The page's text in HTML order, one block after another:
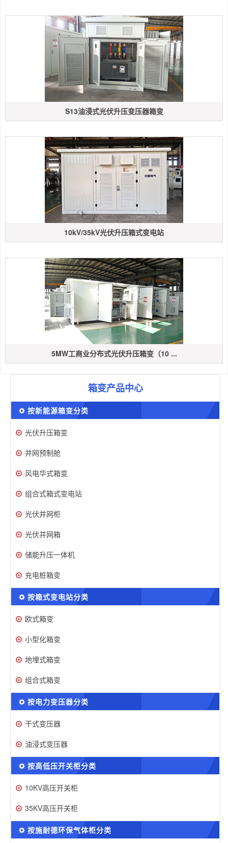
S13油浸式光伏升压变压器箱变
10kV/35kV光伏升压箱式变电站
5MW工商业分布式光伏升压箱变（10 ...
箱变产品中心
按新能源箱变分类
光伏升压箱变
并网预制舱
风电华式箱变
组合式箱式变电站
光伏并网柜
光伏并网箱
储能升压一体机
充电桩箱变
按箱式变电站分类
欧式箱变
小型化箱变
地埋式箱变
组合式箱变
按电力变压器分类
干式变压器
油浸式变压器
按高低压开关柜分类
10KV高压开关柜
35KV高压开关柜
按施耐德环保气体柜分类